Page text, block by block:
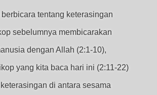
tentang keterasingan
sebelumnya membicarakan
dengan Allah (2:1-10),
yang kita baca hari ini (2:11-22)
di antara sesama